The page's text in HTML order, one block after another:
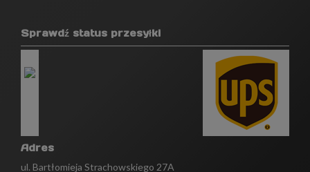
Sprawdź status przesyłki
Adres
ul. Bartłomieja Strachowskiego 27A